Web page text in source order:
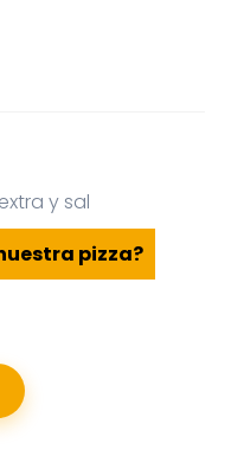
y sal
pizza?